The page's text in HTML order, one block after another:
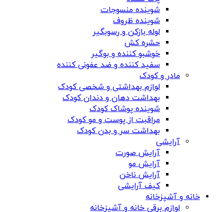
شوینده منسوجات
شوینده ظروف
لوله بازکن و رسوبگیر
حشره کش
خوشبو کننده و بوگیر
سفید کننده و ضد عفونی کننده
مادر و کودک
لوازم بهداشتی و شخصی کودک
بهداشت دهان و دندان کودک
شوینده پوشاک کودک
مراقبت از پوست و مو کودک
بهداشت سر و بدن کودک
آرایشی
آرایش صورت
آرایش مو
آرایش ناخن
کیف آرایشی
خانه و آشپزخانه
لوازم برقی خانه و آشپزخانه